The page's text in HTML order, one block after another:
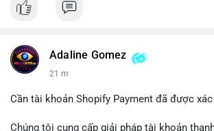
📱 WhatsApp: +1 (681) 549-2683
#telegram #telegramaccount
#sellssmm
Adaline Gomez
21 m
Cần tài khoản Shopify Payment đã được
Chúng tôi cung cấp giải pháp tài khoản